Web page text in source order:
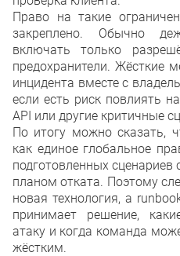
Право на такие
закреплено. Обычно
включать только
предохранители. Жёсткие
инцидента вместе с
если есть риск повлиять
API или другие критичные
По итогу можно сказать,
как единое глобальное
подготовленных
планом отката. Поэтому
новая технология, а
принимает решение,
атаку и когда команда
жёстким.